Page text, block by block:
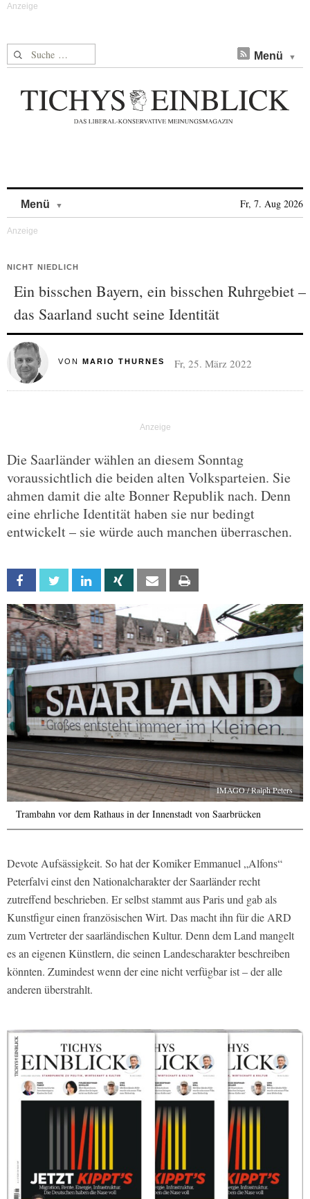
Suche nach: Menü
Menü Fr, 7. Aug 2026
NICHT NIEDLICH
Ein bisschen Bayern, ein bisschen Ruhrgebiet –
das Saarland sucht seine Identität
VON MARIO THURNES Fr, 25. März 2022
Die Saarländer wählen an diesem Sonntag
voraussichtlich die beiden alten Volksparteien. Sie
ahmen damit die alte Bonner Republik nach. Denn
eine ehrliche Identität haben sie nur bedingt
entwickelt – sie würde auch manchen überraschen.
Facebook Twitter Linkedin Xing Email
IMAGO / Ralph Peters
Trambahn vor dem Rathaus in der Innenstadt von Saarbrücken
Devote Aufsässigkeit. So hat der Komiker Emmanuel „Alfons“
Peterfalvi einst den Nationalcharakter der Saarländer recht
zutreffend beschrieben. Er selbst stammt aus Paris und gab als
Kunstfigur einen französischen Wirt. Das macht ihn für die ARD
zum Vertreter der saarländischen Kultur. Denn dem Land mangelt
es an eigenen Künstlern, die seinen Landescharakter beschreiben
könnten. Zumindest wenn der eine nicht verfügbar ist – der alle
anderen überstrahlt.